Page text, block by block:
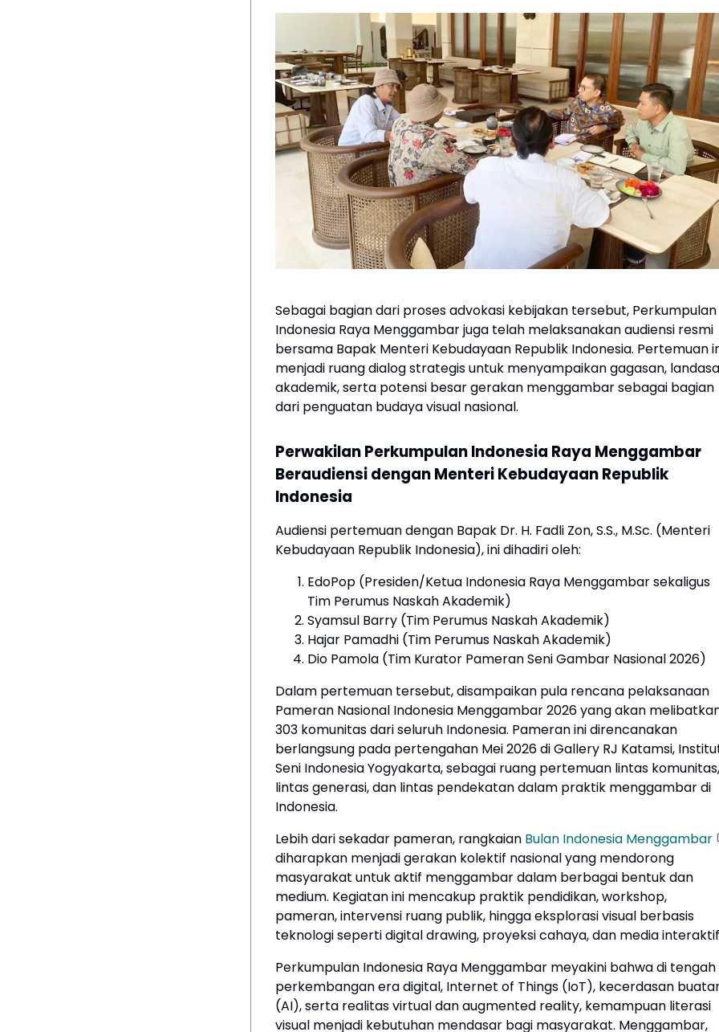
Sebagai bagian dari proses advokasi kebijakan tersebut, Perkumpulan
Indonesia Raya Menggambar juga telah melaksanakan audiensi resmi
bersama Bapak Menteri Kebudayaan Republik Indonesia. Pertemuan
menjadi ruang dialog strategis untuk menyampaikan gagasan,
akademik, serta potensi besar gerakan menggambar sebagai bagian
dari penguatan budaya visual nasional.
Perwakilan Perkumpulan Indonesia Raya Menggambar
Beraudiensi dengan Menteri Kebudayaan Republik
Indonesia
Audiensi pertemuan dengan Bapak Dr. H. Fadli Zon, S.S., M.Sc. (Menteri
Kebudayaan Republik Indonesia), ini dihadiri oleh:
EdoPop (Presiden/Ketua Indonesia Raya Menggambar sekaligus
Tim Perumus Naskah Akademik)
Syamsul Barry (Tim Perumus Naskah Akademik)
Hajar Pamadhi (Tim Perumus Naskah Akademik)
Dio Pamola (Tim Kurator Pameran Seni Gambar Nasional 2026)
Dalam pertemuan tersebut, disampaikan pula rencana pelaksanaan
Pameran Nasional Indonesia Menggambar 2026 yang akan
303 komunitas dari seluruh Indonesia. Pameran ini direncanakan
berlangsung pada pertengahan Mei 2026 di Gallery RJ Katamsi,
Seni Indonesia Yogyakarta, sebagai ruang pertemuan lintas komunitas,
lintas generasi, dan lintas pendekatan dalam praktik menggambar di
Indonesia.
Lebih dari sekadar pameran, rangkaian Bulan Indonesia Menggambar
diharapkan menjadi gerakan kolektif nasional yang mendorong
masyarakat untuk aktif menggambar dalam berbagai bentuk dan
medium. Kegiatan ini mencakup praktik pendidikan, workshop,
pameran, intervensi ruang publik, hingga eksplorasi visual berbasis
teknologi seperti digital drawing, proyeksi cahaya, dan media
Perkumpulan Indonesia Raya Menggambar meyakini bahwa di tengah
perkembangan era digital, Internet of Things (IoT), kecerdasan
(AI), serta realitas virtual dan augmented reality, kemampuan literasi
visual menjadi kebutuhan mendasar bagi masyarakat. Menggambar,